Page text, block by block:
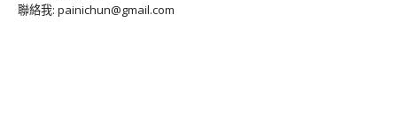
聯絡我: painichun@gmail.com